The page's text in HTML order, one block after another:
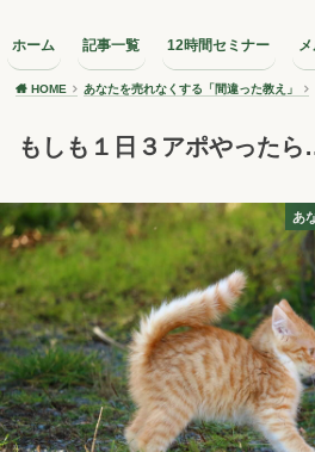
ホーム 記事一覧 12時間セミナー
HOME あなたを売れなくする「間違った教え」
もしも１日３アポやった
あ